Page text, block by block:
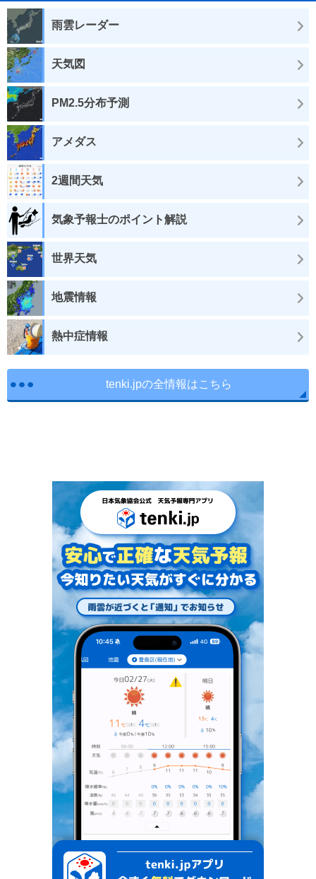
雨雲レーダー
天気図
PM2.5分布予測
アメダス
2週間天気
気象予報士のポイント解説
世界天気
地震情報
熱中症情報
tenki.jpの全情報はこちら